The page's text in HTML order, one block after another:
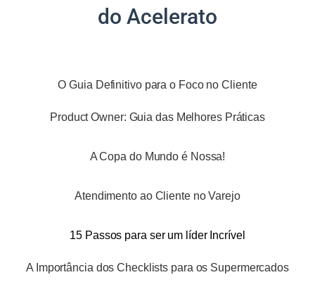
do Acelerato
O Guia Definitivo para o Foco no Cliente
Product Owner: Guia das Melhores Práticas
A Copa do Mundo é Nossa!
Atendimento ao Cliente no Varejo
15 Passos para ser um líder Incrível
A Importância dos Checklists para os Supermercados